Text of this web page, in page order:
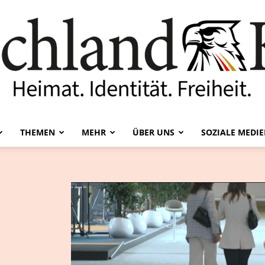
Kurier
THEMEN MEHR ÜBER UNS SOZIALE